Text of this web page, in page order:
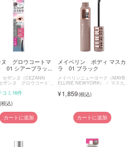
ヌ グロウコートマ
01 シアーブラッ...
セザンヌ（CEZANN
ザンヌ グロウコートマ
コミ16件
カートに追加
メイベリン ボディ マスカ
ラ 01 ブラック
メイベリンニューヨーク（MAYB
ELLINE NEWYORK） マスカ
ラ
1,859
カートに追加